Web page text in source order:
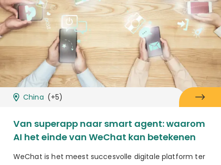
China (+5)
Van superapp naar smart agent: waarom
AI het einde van WeChat kan betekenen
WeChat is het meest succesvolle digitale platform ter